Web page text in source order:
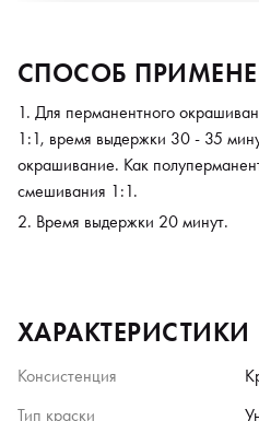
СПОСОБ
Для перманентного
1:1, время выдержки 30 - 35
окрашивание. Как
смешивания 1:1.
Время выдержки 20 минут.
ХАРАКТЕРИСТИКИ
Консистенция
Тип краски